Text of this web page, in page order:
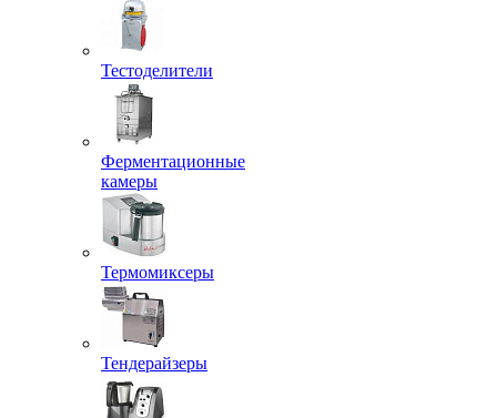
Тестоделители
Ферментационные
камеры
Термомиксеры
Тендерайзеры